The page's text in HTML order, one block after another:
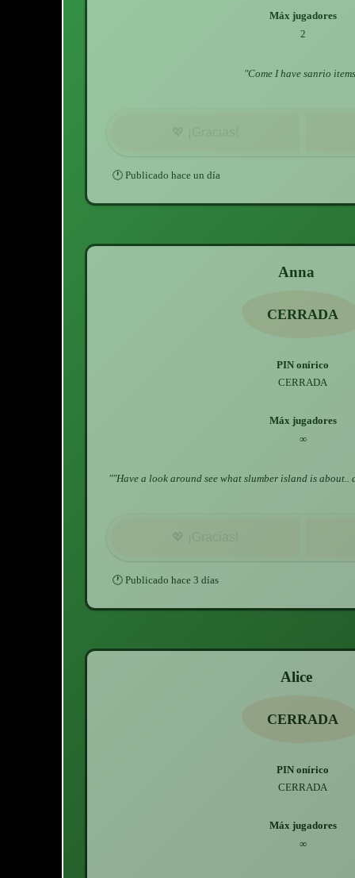
Máx jugadores
2
"Come I have sanrio
🕐Publicado hace un día
Anna
CERRADA
PIN onírico
CERRADA
Máx jugadores
∞
""Have a look around see what slumber island is
🕐Publicado hace 3 días
Alice
CERRADA
PIN onírico
CERRADA
Máx jugadores
∞